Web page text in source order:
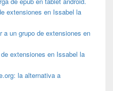
extensiones en Issabel la
a un grupo de extensiones en
extensiones en Issabel la
la alternativa a